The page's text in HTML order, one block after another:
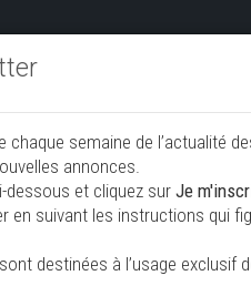
semaine de l’actualité
annonces.
dessous et cliquez sur Je
en suivant les instructions qui
destinées à l’usage exclusif